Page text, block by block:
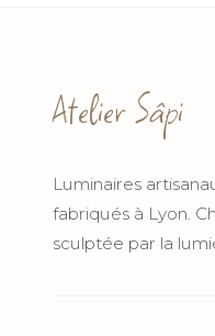
Atelier Sâpi
Luminaires
fabriqués à Lyon.
sculptée par la